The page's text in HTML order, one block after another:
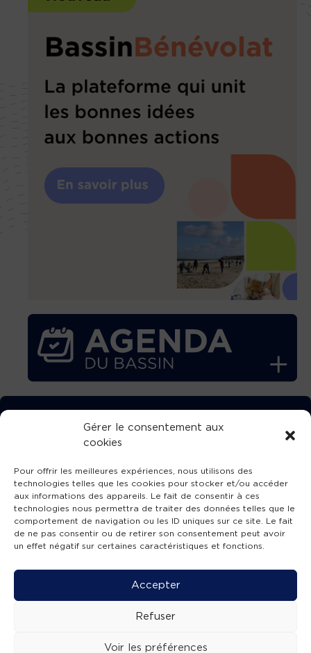
Gérer le consentement aux
cookies
Pour offrir les meilleures expériences, nous utilisons des
technologies telles que les cookies pour stocker et/ou accéder
aux informations des appareils. Le fait de consentir à ces
technologies nous permettra de traiter des données telles que le
comportement de navigation ou les ID uniques sur ce site. Le fait
de ne pas consentir ou de retirer son consentement peut avoir
un effet négatif sur certaines caractéristiques et fonctions.
Accepter
Refuser
Voir les préférences
TÉLÉCHARGEZ GRATUITEMENT
L’APPLICATION TVBA !
SUIVEZ-NOUS !
Mentions légales -Accessibilité